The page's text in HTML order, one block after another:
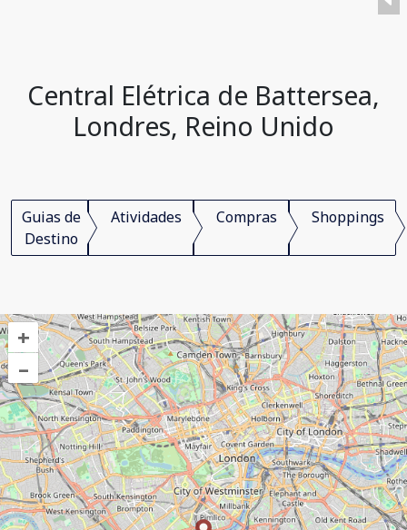
Central Elétrica de Battersea,
Londres, Reino Unido
Guias de
Destino
Atividades Compras Shoppings
+
–